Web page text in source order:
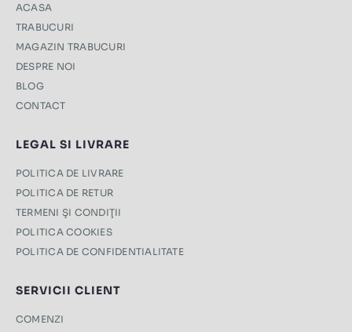
ACASA
TRABUCURI
MAGAZIN TRABUCURI
DESPRE NOI
BLOG
CONTACT
LEGAL SI LIVRARE
POLITICA DE LIVRARE
POLITICA DE RETUR
TERMENI ŞI CONDIŢII
POLITICA COOKIES
POLITICA DE CONFIDENTIALITATE
SERVICII CLIENT
COMENZI